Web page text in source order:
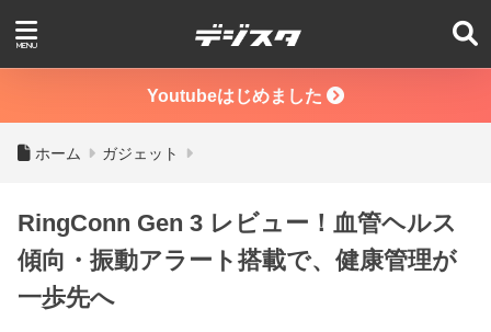
Youtubeはじめました
ホーム ガジェット
RingConn Gen 3 レビュー！血管ヘルス
傾向・振動アラート搭載で、健康管理が
一歩先へ